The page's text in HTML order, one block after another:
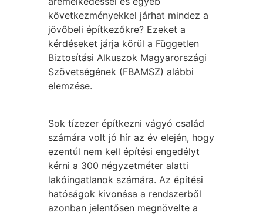
következményekkel járhat mindez a
jövőbeli építkezőkre? Ezeket a
kérdéseket járja körül a Független
Biztosítási Alkuszok Magyarországi
Szövetségének (FBAMSZ) alábbi
elemzése.
Sok tízezer építkezni vágyó család
számára volt jó hír az év elején, hogy
ezentúl nem kell építési engedélyt
kérni a 300 négyzetméter alatti
lakóingatlanok számára. Az építési
hatóságok kivonása a rendszerből
azonban jelentősen megnövelte a